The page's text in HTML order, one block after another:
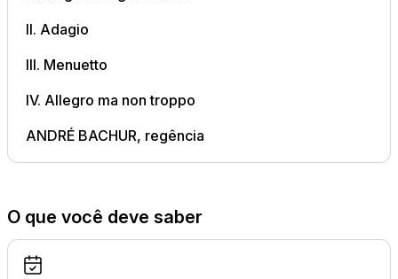
II. Adagio
III. Menuetto
IV. Allegro ma non troppo
ANDRÉ BACHUR, regência
O que você deve saber